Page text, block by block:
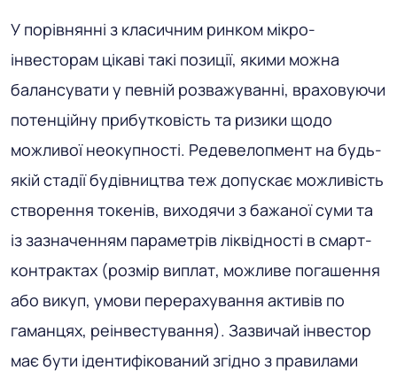
У порівнянні з класичним ринком мікро-
інвесторам цікаві такі позиції, якими можна
балансувати у певній розважуванні, враховуючи
потенційну прибутковість та ризики щодо
можливої ​​неокупності. Редевелопмент на будь-
якій стадії будівництва теж допускає можливість
створення токенів, виходячи з бажаної суми та
із зазначенням параметрів ліквідності в смарт-
контрактах (розмір виплат, можливе погашення
або викуп, умови перерахування активів по
гаманцях, реінвестування). Зазвичай інвестор
має бути ідентифікований згідно з правилами